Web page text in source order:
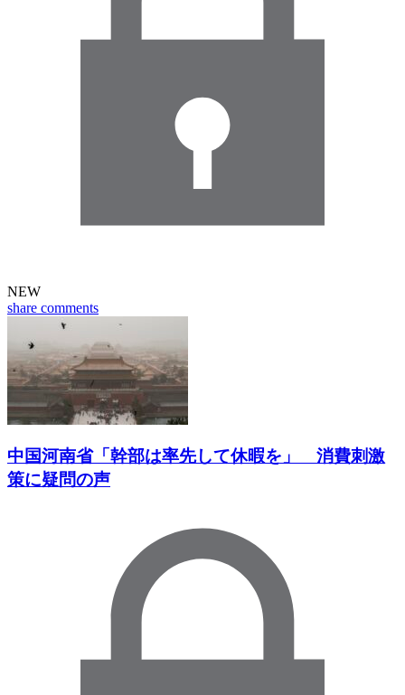
NEW
share comments
中国河南省「幹部は率先して休暇を」 消費刺激
策に疑問の声